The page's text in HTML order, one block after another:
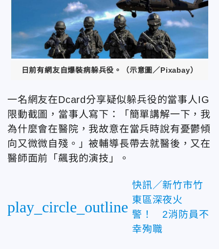
日前有網友自爆裝病躲兵役。（示意圖／Pixabay）
一名網友在Dcard分享疑似躲兵役的當事人IG
限動截圖，當事人寫下：「簡單講解一下，我
為什麼會在醫院，我故意在當兵時說有憂鬱傾
向又微微自殘。」被輔導長帶去就醫後，又在
醫師面前「飆我的演技」。
play_circle_outline
快訊／新竹市竹
東區深夜火
警！ 2消防員不
幸殉職